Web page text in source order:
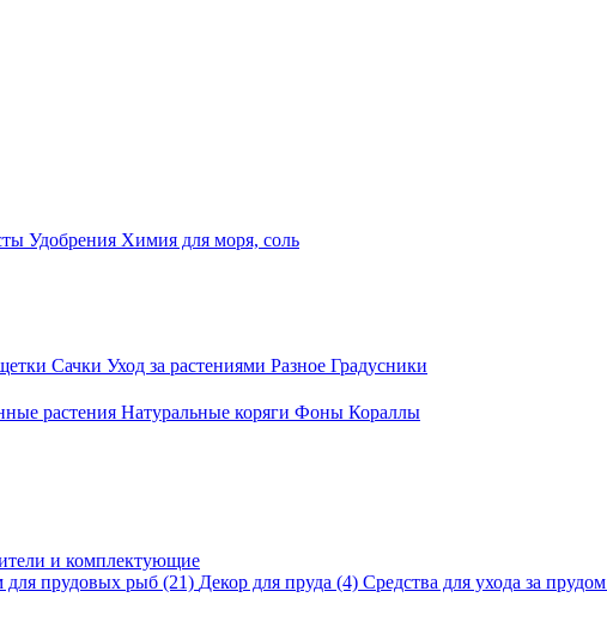
Удобрения Химия для моря, соль
Сачки Уход за растениями Разное Градусники
растения Натуральные коряги Фоны Кораллы
и комплектующие
для прудовых рыб (21) Декор для пруда (4) Средства для ухода за прудом